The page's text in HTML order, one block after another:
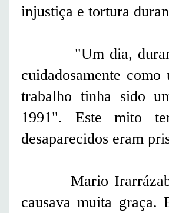
injustiça e tortura
"Um dia, durante
cuidadosamente
trabalho tinha sido
1991". Este mito
desaparecidos eram
Mario Irarrázabal
causava muita